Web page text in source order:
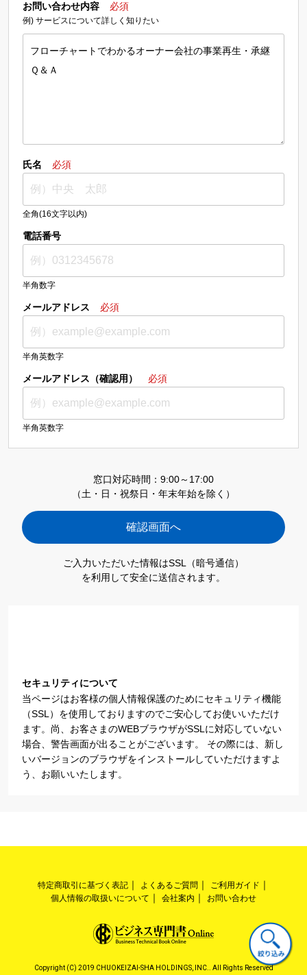
お問い合わせ内容 必須
例) サービスについて詳しく知りたい
氏名 必須
全角(16文字以内)
電話番号
半角数字
メールアドレス 必須
半角英数字
メールアドレス（確認用） 必須
半角英数字
窓口対応時間：9:00～17:00
（土・日・祝祭日・年末年始を除く）
ご入力いただいた情報はSSL（暗号通信）
を利用して安全に送信されます。
セキュリティについて
当ページはお客様の個人情報保護のためにセキュリティ機能
（SSL）を使用しておりますのでご安心してお使いいただけ
ます。尚、お客さまのWEBブラウザがSSLに対応していない
場合、警告画面が出ることがございます。 その際には、新し
いバージョンのブラウザをインストールしていただけますよ
う、お願いいたします。
特定商取引に基づく表記 よくあるご質問
ご利用ガイド
個人情報の取扱いについて
会社案内 お問い合わせ
Copyright (C) 2019 CHUOKEIZAI-SHA HOLDINGS, INC.. All Rights Reserved